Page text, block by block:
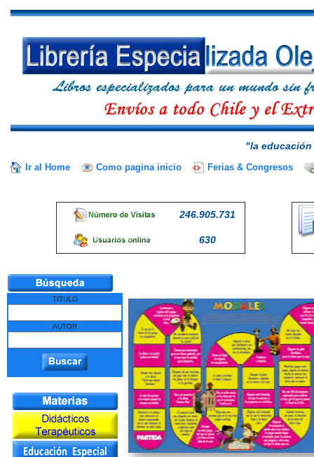
"la
Ir al Home Como pagina inicio Ferias & Congresos
246.905.731
630
TITULO
AUTOR